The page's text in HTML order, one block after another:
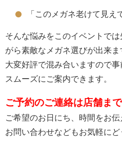
「このメガネ老けて見え
そんな悩みをこのイベントで
がら素敵なメガネ選びが出来ま
大変好評で混み合いますので
スムーズにご案内できます。
ご予約のご連絡は店舗まで
ご希望のお日にち、時間をお伝
お問い合わせなどもお気軽にど